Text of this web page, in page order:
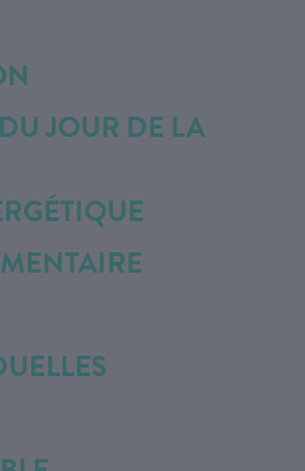
JOUR DE LA